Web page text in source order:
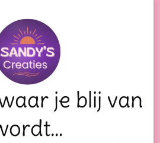
je blij van